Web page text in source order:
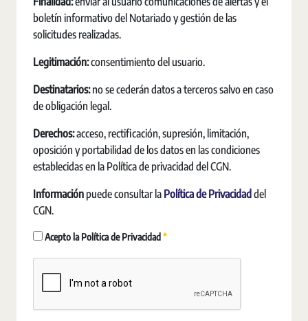
boletín informativo del Notariado y gestión de las
solicitudes realizadas.
Legitimación:consentimiento del usuario.
Destinatarios:no se cederán datos a terceros salvo en caso
de obligación legal.
Derechos:acceso, rectificación, supresión, limitación,
oposición y portabilidad de los datos en las condiciones
establecidas en la Política de privacidad del CGN.
Información puede consultar la Política de Privacidad del
CGN.
Acepto la Política de Privacidad Requerido